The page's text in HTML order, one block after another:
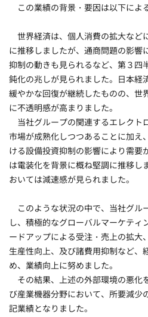
この業績の背景・要因は以下によ
世界経済は、個人消費の拡大など
に推移しましたが、通商問題の影響
抑制の動きも見られるなど、第３四
鈍化の兆しが見られました。日本経
緩やかな回復が継続したものの、世
に不透明感が高まりました。
当社グループの関連するエレクト
市場が成熟化しつつあることに加え
ける設備投資抑制の影響により需要
は電装化を背景に概ね堅調に推移し
おいては減速感が見られました。
このような状況の中で、当社グル
し、積極的なグローバルマーケティ
ードアップによる受注・売上の拡大
生産性向上、及び諸費用抑制など、
め、業績向上に努めました。
その結果、上述の外部環境の悪化
び産業機器分野において、所要減少
記業績となりました。